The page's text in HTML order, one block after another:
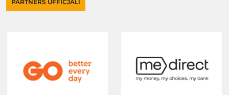
PARTNERS UFFIĊJALI